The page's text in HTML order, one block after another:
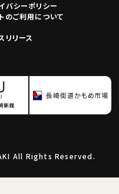
バシーポリシー
のご利用について
リリース
All Rights Reserved.